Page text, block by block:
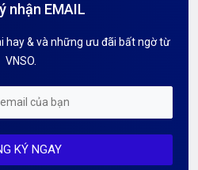
nhận EMAIL
hay & và những ưu đãi bất ngờ từ
VNSO.
KÝ NGAY